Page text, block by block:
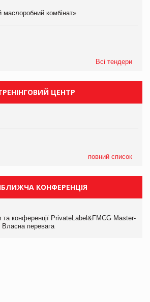
маслоробний комбінат»
Всі тендери
ЦЕНТР
повний список
КОНФЕРЕНЦІЯ
та конференції PrivateLabel&FMCG Master-
перевага